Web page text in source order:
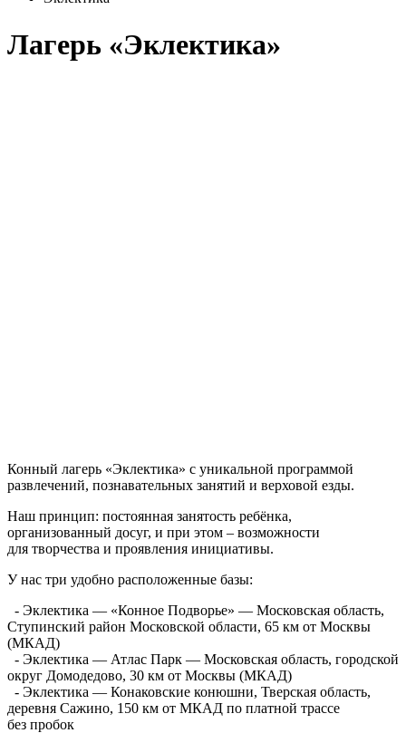
Лагерь «Эклектика»
Конный лагерь «Эклектика» с уникальной программой
развлечений, познавательных занятий и верховой езды.
Наш принцип: постоянная занятость ребёнка,
организованный досуг, и при этом – возможности
для творчества и проявления инициативы.
У нас три удобно расположенные базы:
- Эклектика — «Конное Подворье» — Московская область,
Ступинский район Московской области, 65 км от Москвы
(МКАД)
- Эклектика — Атлас Парк — Московская область, городской
округ Домодедово, 30 км от Москвы (МКАД)
- Эклектика — Конаковские конюшни, Тверская область,
деревня Сажино, 150 км от МКАД по платной трассе
без пробок